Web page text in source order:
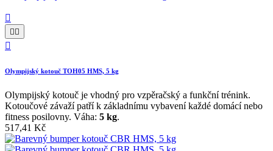

 

Olympijský kotouč TOH05 HMS, 5 kg
Olympijský kotouč je vhodný pro vzpěračský a funkční trénink.
Kotoučové závaží patří k základnímu vybavení každé domácí nebo
fitness posilovny. Váha: 5 kg.
517,41 Kč